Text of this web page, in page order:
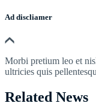
Ad discliamer
Morbi pretium leo et
ultricies quis
Related News